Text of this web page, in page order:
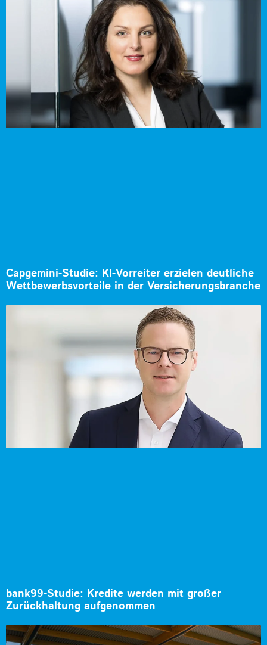
Capgemini-Studie: KI-Vorreiter erzielen deutliche
Wettbewerbsvorteile in der Versicherungsbranche
bank99-Studie: Kredite werden mit großer
Zurückhaltung aufgenommen